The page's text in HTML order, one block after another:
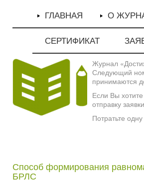
ГЛАВНАЯ О
СЕРТИФИКАТ
Журнал
Следующий
принимаются
Если Вы
отправку
Потратьте
Способ формирования
БРЛС